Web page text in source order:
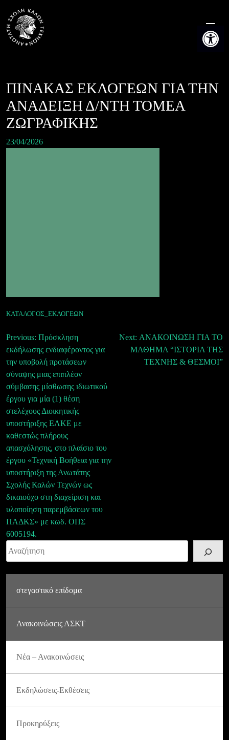
Ανοίξτε
content
ΠΙΝΑΚΑΣ ΕΚΛΟΓΕΩΝ ΓΙΑ ΤΗΝ
ΑΝΑΔΕΙΞΗ Δ/ΝΤΗ ΤΟΜΕΑ
ΖΩΓΡΑΦΙΚΗΣ
23/04/2026
ΚΑΤΑΛΟΓΟΣ_ΕΚΛΟΓΕΩΝ
Πλοήγηση
άρθρων
Previous: Πρόσκληση
εκδήλωσης ενδιαφέροντος για
την υποβολή προτάσεων
σύναψης μιας επιπλέον
σύμβασης μίσθωσης ιδιωτικού
έργου για μία (1) θέση
στελέχους Διοικητικής
υποστήριξης ΕΛΚΕ με
καθεστώς πλήρους
απασχόλησης, στο πλαίσιο του
έργου «Τεχνική Βοήθεια για την
υποστήριξη της Ανωτάτης
Σχολής Καλών Τεχνών ως
δικαιούχο στη διαχείριση και
υλοποίηση παρεμβάσεων του
ΠΑΔΚΣ» με κωδ. ΟΠΣ
6005194.
Next: ΑΝΑΚΟΙΝΩΣΗ ΓΙΑ ΤΟ
ΜΑΘΗΜΑ “ΙΣΤΟΡΙΑ ΤΗΣ
ΤΕΧΝΗΣ & ΘΕΣΜΟΙ”
Αναζήτηση
στεγαστικό επίδομα
Ανακοινώσεις ΑΣΚΤ
Νέα – Ανακοινώσεις
Εκδηλώσεις-Εκθέσεις
Προκηρύξεις